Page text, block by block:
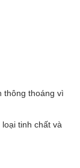
thông thoáng vì
tinh chất và